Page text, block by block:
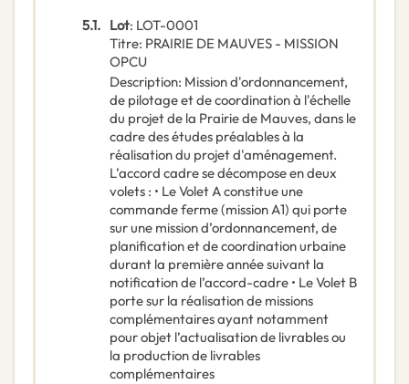
5.1. Lot: LOT-0001
Titre: PRAIRIE DE MAUVES - MISSION
OPCU
Description: Mission d'ordonnancement,
de pilotage et de coordination à l'échelle
du projet de la Prairie de Mauves, dans le
cadre des études préalables à la
réalisation du projet d'aménagement.
L’accord cadre se décompose en deux
volets : • Le Volet A constitue une
commande ferme (mission A1) qui porte
sur une mission d’ordonnancement, de
planification et de coordination urbaine
durant la première année suivant la
notification de l’accord-cadre • Le Volet B
porte sur la réalisation de missions
complémentaires ayant notamment
pour objet l’actualisation de livrables ou
la production de livrables
complémentaires